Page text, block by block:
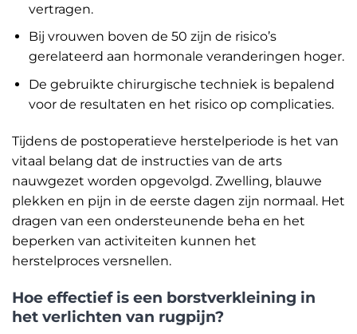
vertragen.
Bij vrouwen boven de 50 zijn de risico’s
gerelateerd aan hormonale veranderingen hoger.
De gebruikte chirurgische techniek is bepalend
voor de resultaten en het risico op complicaties.
Tijdens de postoperatieve herstelperiode is het van
vitaal belang dat de instructies van de arts
nauwgezet worden opgevolgd. Zwelling, blauwe
plekken en pijn in de eerste dagen zijn normaal. Het
dragen van een ondersteunende beha en het
beperken van activiteiten kunnen het
herstelproces versnellen.
Hoe effectief is een borstverkleining in
het verlichten van rugpijn?